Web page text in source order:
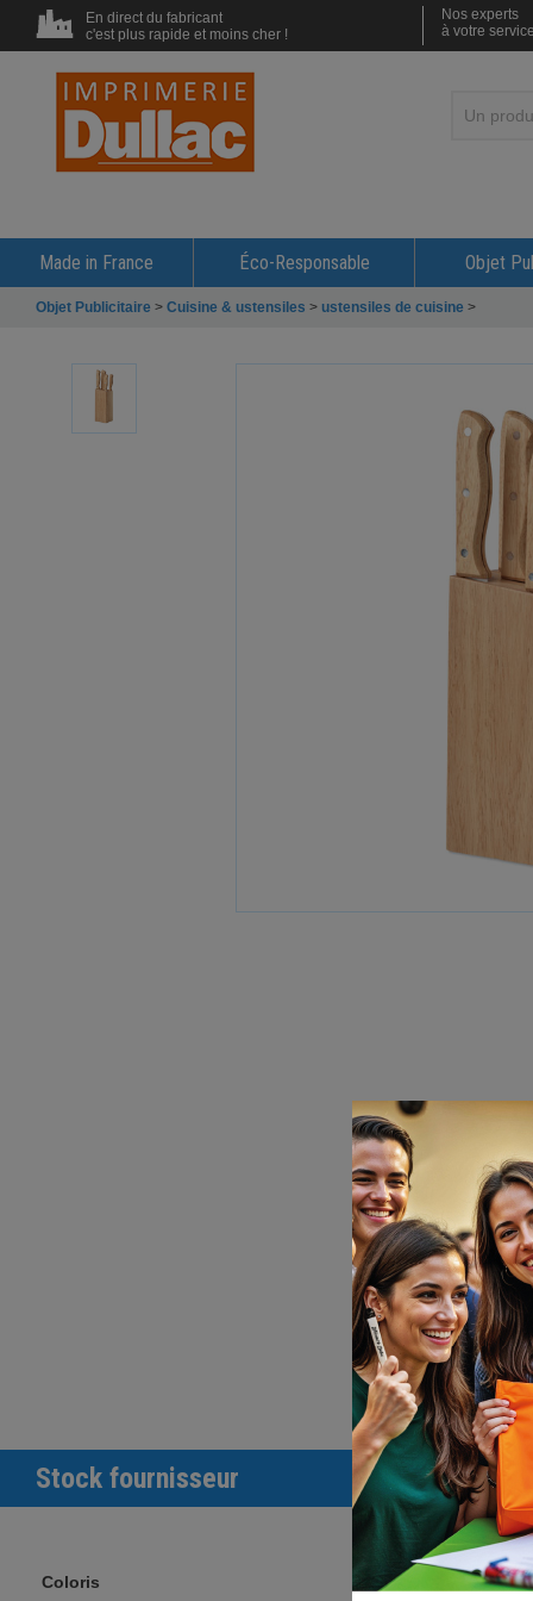
En direct du fabricant
c'est plus rapide et moins cher !
Nos experts
à votre
Made in France Éco-Responsable Objet
Objet Publicitaire > Cuisine & ustensiles > ustensiles de cuisine >
Stock fournisseur
Coloris